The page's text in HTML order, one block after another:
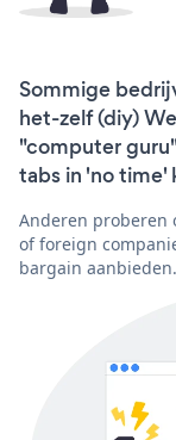
Sommige
het-zelf (diy)
"computer
tabs in 'no time'
Anderen proberen
of foreign
bargain aanbieden.